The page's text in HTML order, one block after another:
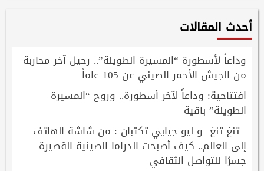
أحدث المقالات
وداعاً لأسطورة “المسيرة الطويلة”.. رحيل آخر محاربة
من الجيش الأحمر الصيني عن 105 عاماً
افتتاحية: وداعاً لآخر أسطورة.. وروح “المسيرة
الطويلة” باقية
تنغ تنغ و ليو جيايي تكتبان : من شاشة الهاتف
إلى العالم.. كيف أصبحت الدراما الصينية القصيرة
جسرًا للتواصل الثقافي